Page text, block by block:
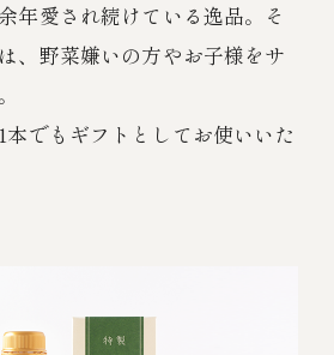
年愛され続けている逸品。そ
、野菜嫌いの方やお子様をサ
でもギフトとしてお使いいた